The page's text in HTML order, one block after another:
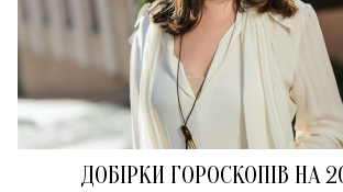
ДОБІРКИ ГОРОСКОПІВ НА